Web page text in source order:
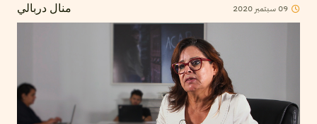
منال دربالي 09سبتمبر 2020